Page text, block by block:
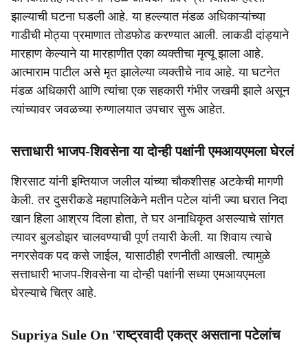
झाल्याची घटना घडली आहे. या हल्ल्यात मंडळ अधिकाऱ्यांच्या
गाडीची मोठ्या प्रमाणात तोडफोड करण्यात आली. लाकडी दांड्याने
मारहाण केल्याने या मारहाणीत एका व्यक्तीचा मृत्यू झाला आहे.
आत्माराम पाटील असे मृत झालेल्या व्यक्तीचे नाव आहे. या घटनेत
मंडळ अधिकारी आणि त्यांचा एक सहकारी गंभीर जखमी झाले असून
त्यांच्यावर जवळच्या रुग्णालयात उपचार सुरू आहेत.
सत्ताधारी भाजप-शिवसेना या दोन्ही पक्षांनी एमआयएमला घेरलं
शिरसाट यांनी इम्तियाज जलील यांच्या चौकशीसह अटकेची मागणी
केली. तर दुसरीकडे महापालिकेने मतीन पटेल यांनी ज्या घरात निदा
खान हिला आश्रय दिला होता, ते घर अनाधिकृत असल्याचे सांगत
त्यावर बुलडोझर चालवण्याची पूर्ण तयारी केली. या शिवाय त्याचे
नगरसेवक पद कसे जाईल, यासाठीही रणनीती आखली. त्यामुळे
सत्ताधारी भाजप-शिवसेना या दोन्ही पक्षांनी सध्या एमआयएमला
घेरल्याचे चित्र आहे.
Supriya Sule On 'राष्ट्रवादी एकत्र असताना पटेलांच